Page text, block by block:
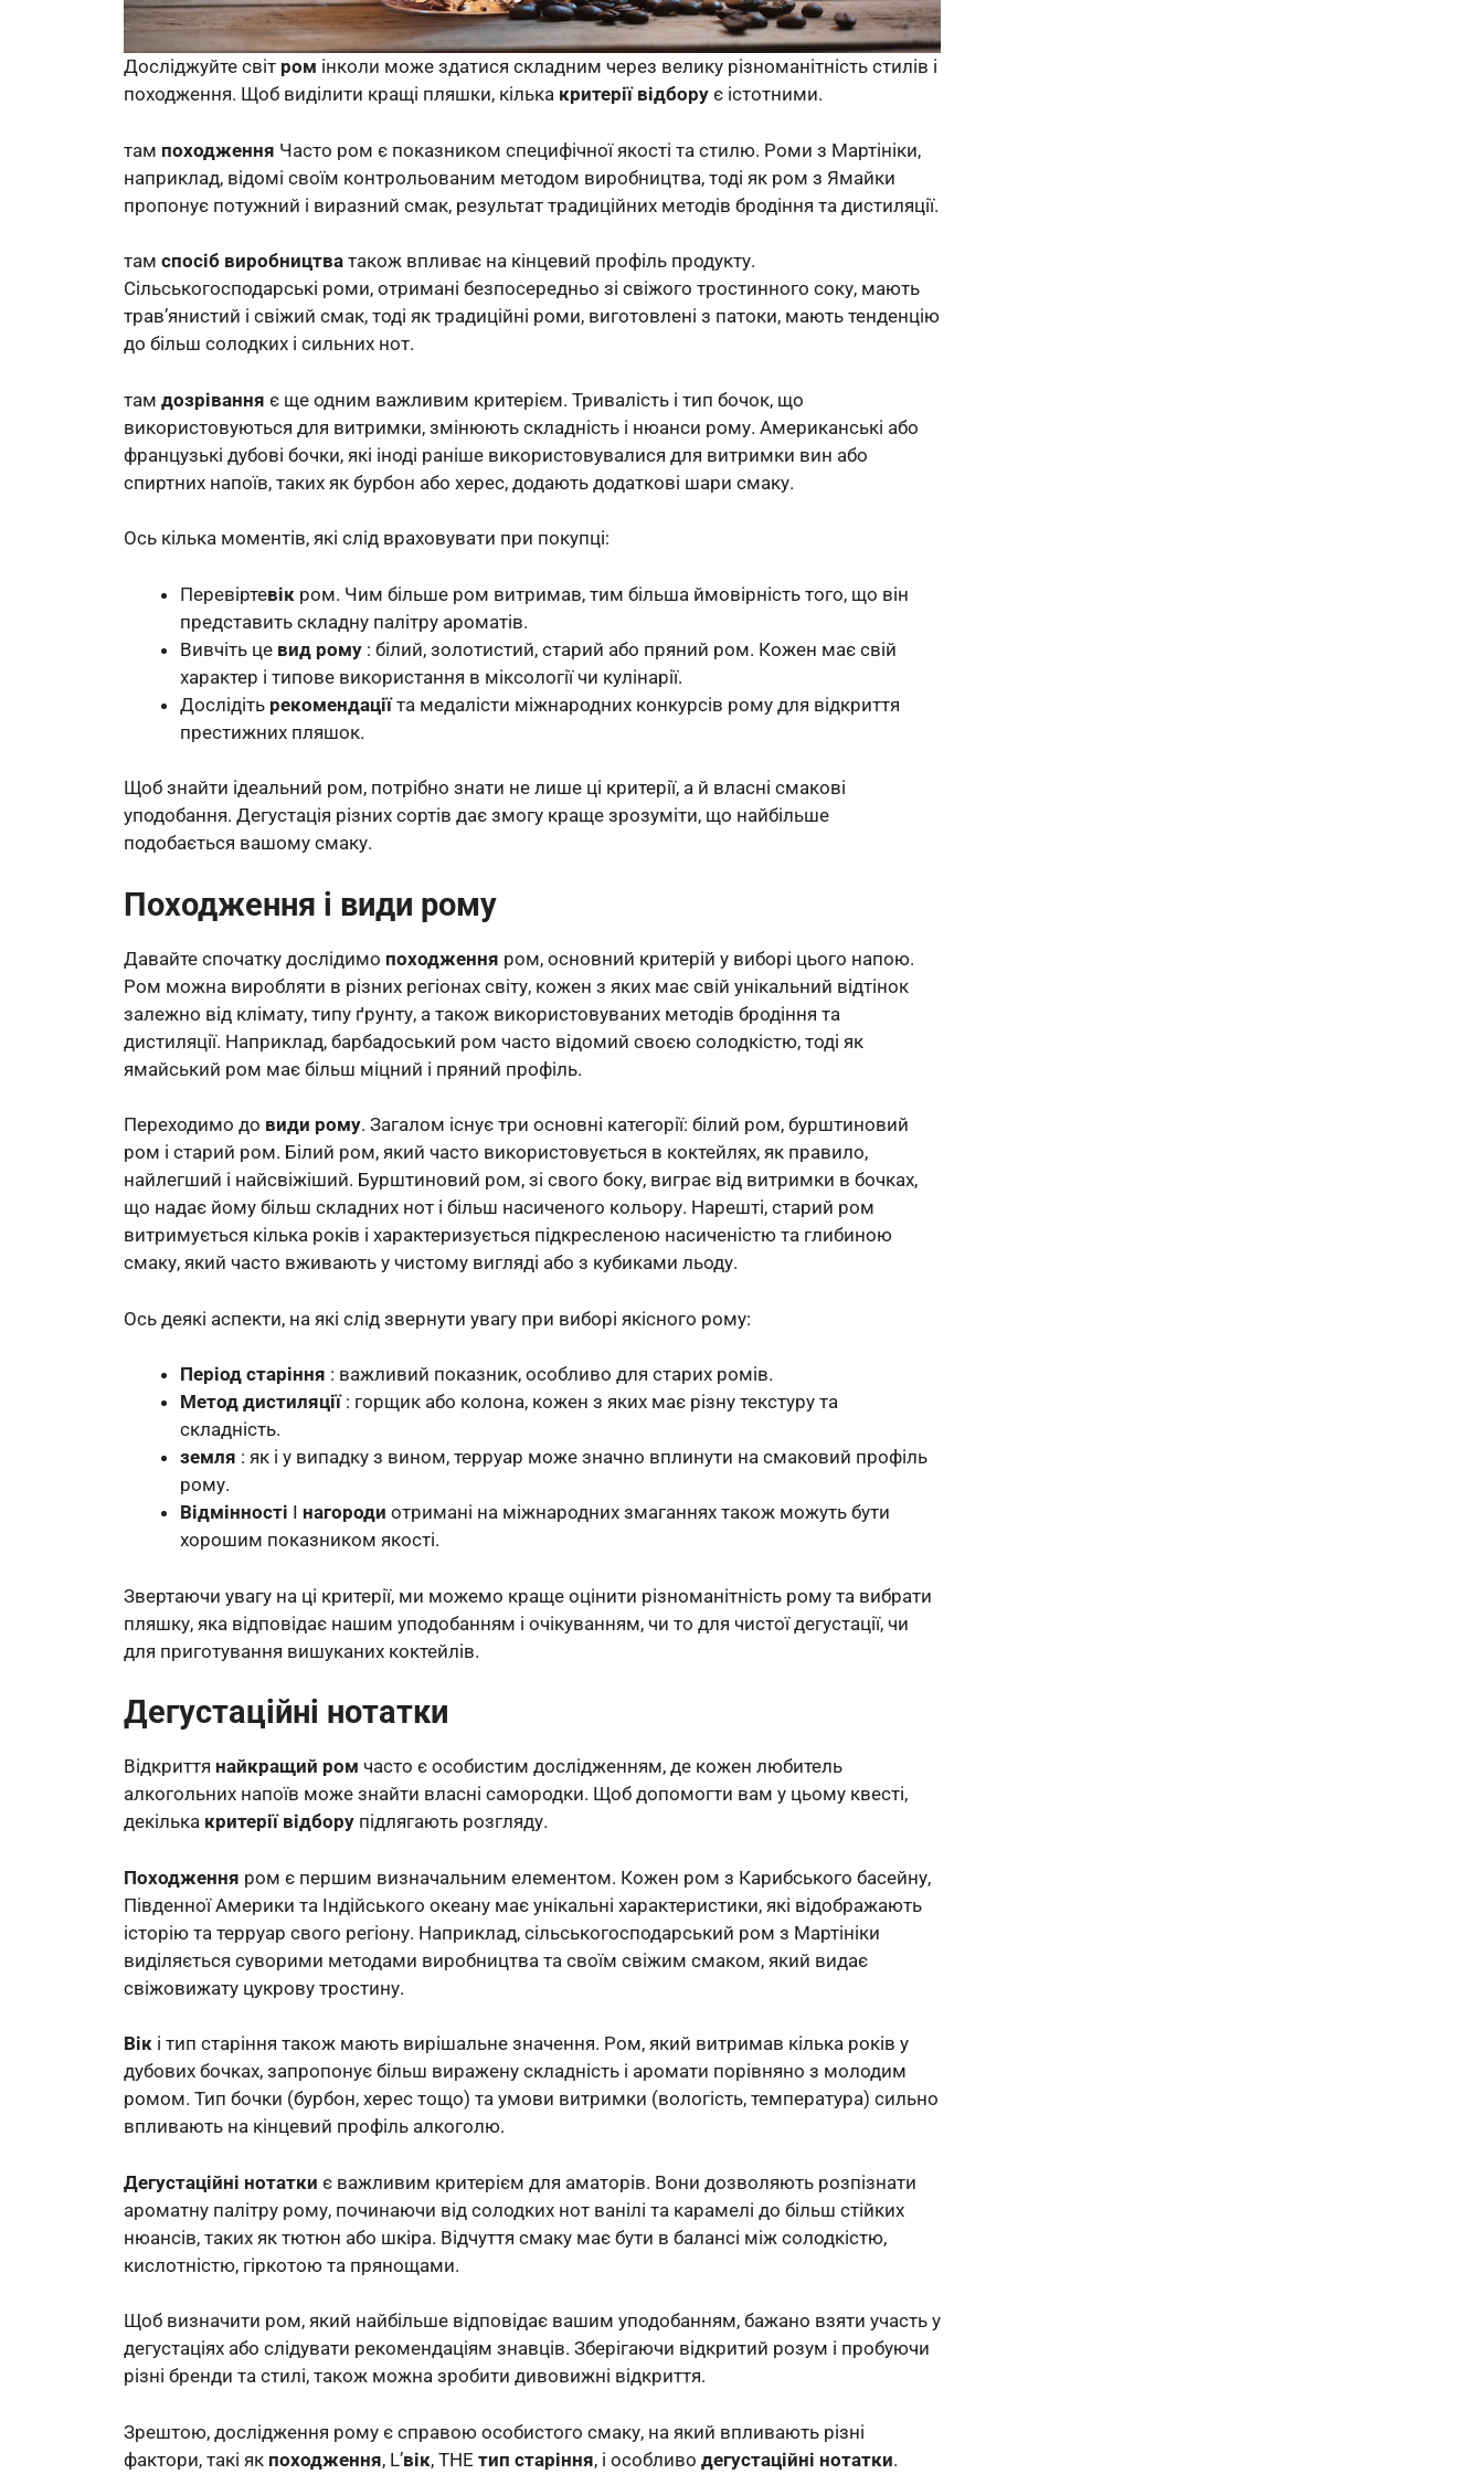
Досліджуйте світ ром інколи може здатися складним через велику різноманітність стилів і
походження. Щоб виділити кращі пляшки, кілька критерії відбору є істотними.
там походження Часто ром є показником специфічної якості та стилю. Роми з Мартініки,
наприклад, відомі своїм контрольованим методом виробництва, тоді як ром з Ямайки
пропонує потужний і виразний смак, результат традиційних методів бродіння та дистиляції.
там спосіб виробництва також впливає на кінцевий профіль продукту.
Сільськогосподарські роми, отримані безпосередньо зі свіжого тростинного соку, мають
трав’янистий і свіжий смак, тоді як традиційні роми, виготовлені з патоки, мають тенденцію
до більш солодких і сильних нот.
там дозрівання є ще одним важливим критерієм. Тривалість і тип бочок, що
використовуються для витримки, змінюють складність і нюанси рому. Американські або
французькі дубові бочки, які іноді раніше використовувалися для витримки вин або
спиртних напоїв, таких як бурбон або херес, додають додаткові шари смаку.
Ось кілька моментів, які слід враховувати при покупці:
Перевіртевік ром. Чим більше ром витримав, тим більша ймовірність того, що він
представить складну палітру ароматів.
Вивчіть це вид рому : білий, золотистий, старий або пряний ром. Кожен має свій
характер і типове використання в міксології чи кулінарії.
Дослідіть рекомендаціїта медалісти міжнародних конкурсів рому для відкриття
престижних пляшок.
Щоб знайти ідеальний ром, потрібно знати не лише ці критерії, а й власні смакові
уподобання. Дегустація різних сортів дає змогу краще зрозуміти, що найбільше
подобається вашому смаку.
Походження і види рому
Давайте спочатку дослідимо походження ром, основний критерій у виборі цього напою.
Ром можна виробляти в різних регіонах світу, кожен з яких має свій унікальний відтінок
залежно від клімату, типу ґрунту, а також використовуваних методів бродіння та
дистиляції. Наприклад, барбадоський ром часто відомий своєю солодкістю, тоді як
ямайський ром має більш міцний і пряний профіль.
Переходимо до види рому. Загалом існує три основні категорії: білий ром, бурштиновий
ром і старий ром. Білий ром, який часто використовується в коктейлях, як правило,
найлегший і найсвіжіший. Бурштиновий ром, зі свого боку, виграє від витримки в бочках,
що надає йому більш складних нот і більш насиченого кольору. Нарешті, старий ром
витримується кілька років і характеризується підкресленою насиченістю та глибиною
смаку, який часто вживають у чистому вигляді або з кубиками льоду.
Ось деякі аспекти, на які слід звернути увагу при виборі якісного рому:
Період старіння : важливий показник, особливо для старих ромів.
Метод дистиляції: горщик або колона, кожен з яких має різну текстуру та
складність.
земля : як і у випадку з вином, терруар може значно вплинути на смаковий профіль
рому.
Відмінності І нагороди отримані на міжнародних змаганнях також можуть бути
хорошим показником якості.
Звертаючи увагу на ці критерії, ми можемо краще оцінити різноманітність рому та вибрати
пляшку, яка відповідає нашим уподобанням і очікуванням, чи то для чистої дегустації, чи
для приготування вишуканих коктейлів.
Дегустаційні нотатки
Відкриття найкращий ром часто є особистим дослідженням, де кожен любитель
алкогольних напоїв може знайти власні самородки. Щоб допомогти вам у цьому квесті,
декілька критерії відбору підлягають розгляду.
Походження ром є першим визначальним елементом. Кожен ром з Карибського басейну,
Південної Америки та Індійського океану має унікальні характеристики, які відображають
історію та терруар свого регіону. Наприклад, сільськогосподарський ром з Мартініки
виділяється суворими методами виробництва та своїм свіжим смаком, який видає
свіжовижату цукрову тростину.
Вік і тип старіння також мають вирішальне значення. Ром, який витримав кілька років у
дубових бочках, запропонує більш виражену складність і аромати порівняно з молодим
ромом. Тип бочки (бурбон, херес тощо) та умови витримки (вологість, температура) сильно
впливають на кінцевий профіль алкоголю.
Дегустаційні нотатки є важливим критерієм для аматорів. Вони дозволяють розпізнати
ароматну палітру рому, починаючи від солодких нот ванілі та карамелі до більш стійких
нюансів, таких як тютюн або шкіра. Відчуття смаку має бути в балансі між солодкістю,
кислотністю, гіркотою та прянощами.
Щоб визначити ром, який найбільше відповідає вашим уподобанням, бажано взяти участь у
дегустаціях або слідувати рекомендаціям знавців. Зберігаючи відкритий розум і пробуючи
різні бренди та стилі, також можна зробити дивовижні відкриття.
Зрештою, дослідження рому є справою особистого смаку, на який впливають різні
фактори, такі як походження, L’вік, THE тип старіння, і особливо дегустаційні нотатки.